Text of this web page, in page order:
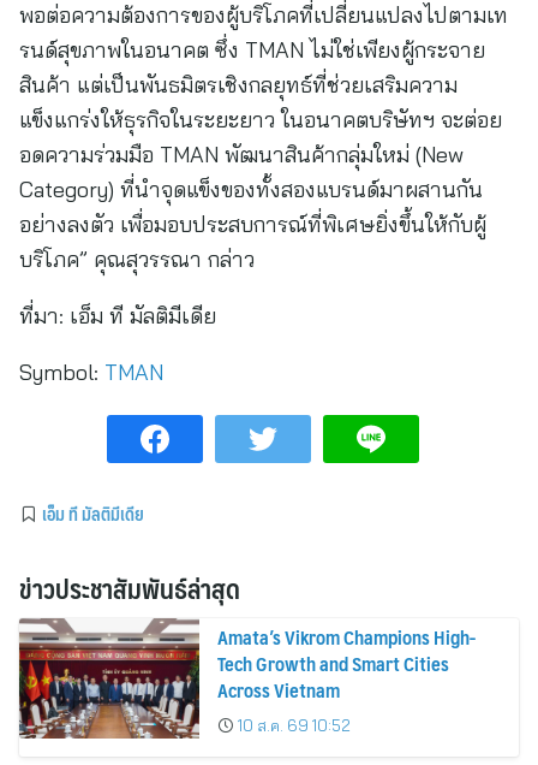
พอต่อความต้องการของผู้บริโภคที่เปลี่ยนแปลงไปตามเท
รนด์สุขภาพในอนาคต ซึ่ง TMAN ไม่ใช่เพียงผู้กระจาย
สินค้า แต่เป็นพันธมิตรเชิงกลยุทธ์ที่ช่วยเสริมความ
แข็งแกร่งให้ธุรกิจในระยะยาว ในอนาคตบริษัทฯ จะต่อย
อดความร่วมมือ TMAN พัฒนาสินค้ากลุ่มใหม่ (New
Category) ที่นำจุดแข็งของทั้งสองแบรนด์มาผสานกัน
อย่างลงตัว เพื่อมอบประสบการณ์ที่พิเศษยิ่งขึ้นให้กับผู้
บริโภค” คุณสุวรรณา กล่าว
ที่มา: เอ็ม ที มัลติมีเดีย
Symbol: TMAN
เอ็ม ที มัลติมีเดีย
ข่าวประชาสัมพันธ์ล่าสุด
Amata’s Vikrom Champions High-
Tech Growth and Smart Cities
Across Vietnam
10 ส.ค. 69 10:52